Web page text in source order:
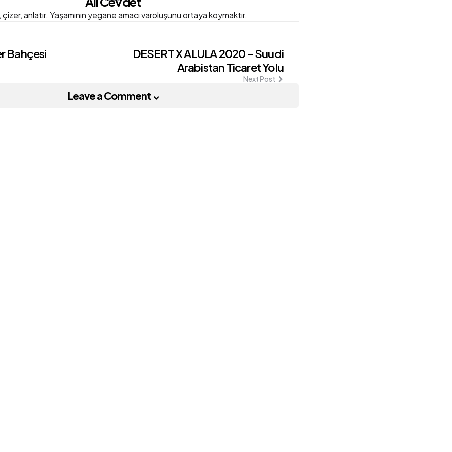
çizer, anlatır. Yaşamının yegane amacı varoluşunu ortaya koymaktır.
Bahçesi
DESERT X ALULA 2020 - Suudi
Arabistan Ticaret Yolu
Next Post
Leave a Comment